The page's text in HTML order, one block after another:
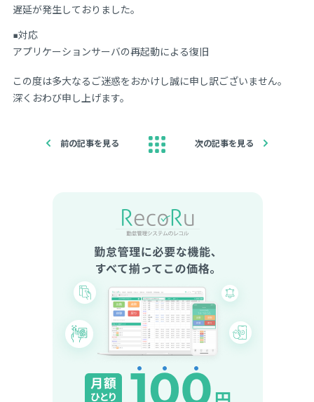
遅延が発生しておりました。
■対応
アプリケーションサーバの再起動による復旧
この度は多大なるご迷惑をおかけし誠に申し訳ございません。
深くおわび申し上げます。
前の記事を見る 次の記事を見る